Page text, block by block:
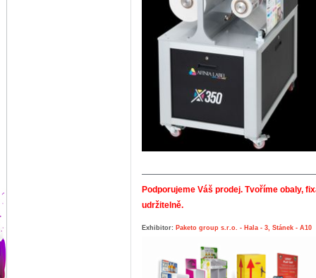
Podporujeme Váš prodej. Tvoříme obaly,
udržitelně.
Exhibitor: Paketo group s.r.o. - Hala - 3, Stánek - A10